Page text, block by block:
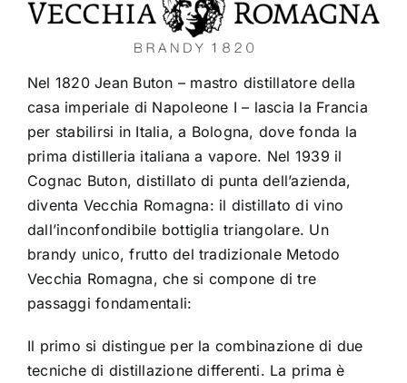
Nel 1820 Jean Buton – mastro distillatore della
casa imperiale di Napoleone I – lascia la Francia
per stabilirsi in Italia, a Bologna, dove fonda la
prima distilleria italiana a vapore. Nel 1939 il
Cognac Buton, distillato di punta dell’azienda,
diventa Vecchia Romagna: il distillato di vino
dall’inconfondibile bottiglia triangolare. Un
brandy unico, frutto del tradizionale Metodo
Vecchia Romagna, che si compone di tre
passaggi fondamentali:
Il primo si distingue per la combinazione di due
tecniche di distillazione differenti. La prima è